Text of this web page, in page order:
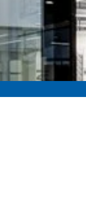
information will